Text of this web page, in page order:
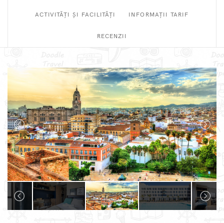
ACTIVITĂȚI ȘI FACILITĂȚI INFORMAȚII TARIF
RECENZII